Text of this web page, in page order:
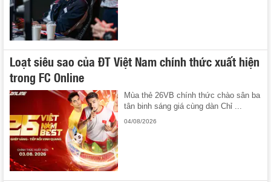
Loạt siêu sao của ĐT Việt Nam chính thức xuất hiện
trong FC Online
Mùa thẻ 26VB chính thức chào sân ba
tân binh sáng giá cùng dàn Chỉ ...
04/08/2026